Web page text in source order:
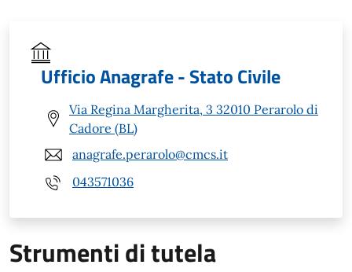
Ufficio Anagrafe - Stato Civile
Via Regina Margherita, 3 32010 Perarolo di
Cadore (BL)
anagrafe.perarolo@cmcs.it
043571036
Strumenti di tutela